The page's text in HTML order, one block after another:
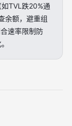
TVL跌20%通
余额，避重组
速率限制防